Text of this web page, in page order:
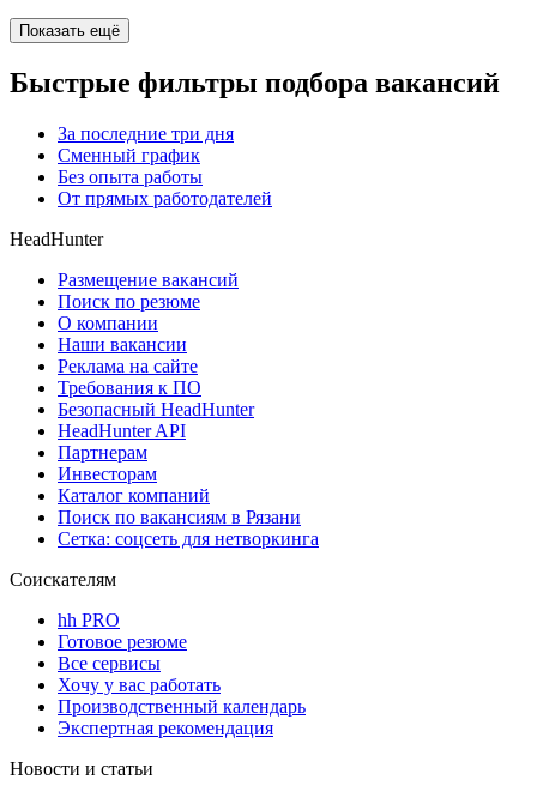
Показать ещё
Быстрые фильтры подбора вакансий
За последние три дня
Сменный график
Без опыта работы
От прямых работодателей
HeadHunter
Размещение вакансий
Поиск по резюме
О компании
Наши вакансии
Реклама на сайте
Требования к ПО
Безопасный HeadHunter
HeadHunter API
Партнерам
Инвесторам
Каталог компаний
Поиск по вакансиям в Рязани
Сетка: соцсеть для нетворкинга
Соискателям
hh PRO
Готовое резюме
Все сервисы
Хочу у вас работать
Производственный календарь
Экспертная рекомендация
Новости и статьи